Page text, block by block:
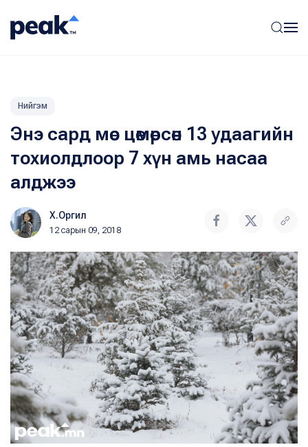
Нийгэм
Энэ сард мөс цөмөрсөн 13 удаагийн
тохиолдлоор 7 хүн амь насаа
алджээ
Х.Оргил
12 сарын 09, 2018